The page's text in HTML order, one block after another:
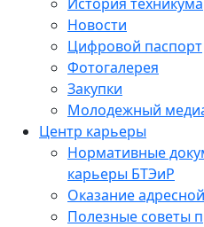
Новости
Цифровой паспорт
Фотогалерея
Закупки
Молодежный
Центр карьеры
Нормативные
карьеры БТЭиР
Оказание
Полезные советы